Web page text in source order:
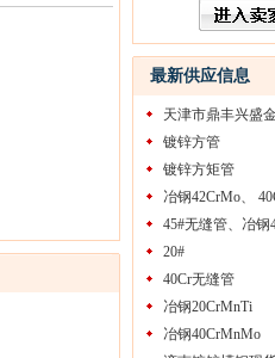
最新供应信息
天津市鼎丰兴盛
镀锌方管
镀锌方矩管
冶钢42CrMo、
管
45#无缝管、冶钢
35CrMo
20#
40Cr无缝管
冶钢20CrMnTi
冶钢40CrMnMo